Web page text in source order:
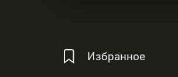
Избранное